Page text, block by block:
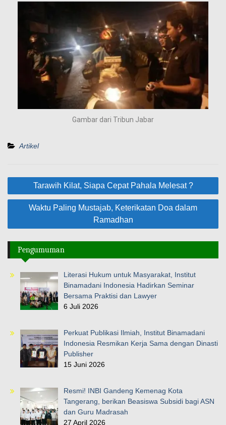
Gambar dari Tribun Jabar
Artikel
Tarawih Kilat, Siapa Cepat Pahala Melesat ?
Waktu Paling Mustajab, Keterikatan Doa dalam
Ramadhan
Pengumuman
Literasi Hukum untuk Masyarakat, Institut
Binamadani Indonesia Hadirkan Seminar
Bersama Praktisi dan Lawyer
6 Juli 2026
Perkuat Publikasi Ilmiah, Institut Binamadani
Indonesia Resmikan Kerja Sama dengan Dinasti
Publisher
15 Juni 2026
Resmi! INBI Gandeng Kemenag Kota
Tangerang, berikan Beasiswa Subsidi bagi ASN
dan Guru Madrasah
27 April 2026